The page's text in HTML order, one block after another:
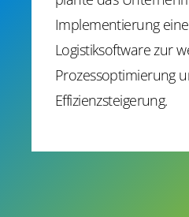
Implementierung
Logistiksoftware zur
Prozessoptimierung
Effizienzsteigerung.